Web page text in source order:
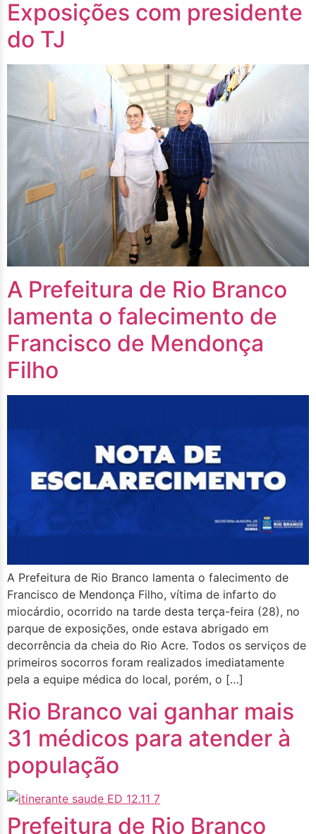
Exposições com presidente
do TJ
A Prefeitura de Rio Branco
lamenta o falecimento de
Francisco de Mendonça
Filho
A Prefeitura de Rio Branco lamenta o falecimento de
Francisco de Mendonça Filho, vítima de infarto do
miocárdio, ocorrido na tarde desta terça-feira (28), no
parque de exposições, onde estava abrigado em
decorrência da cheia do Rio Acre. Todos os serviços de
primeiros socorros foram realizados imediatamente
pela a equipe médica do local, porém, o […]
Rio Branco vai ganhar mais
31 médicos para atender à
população
Prefeitura de Rio Branco